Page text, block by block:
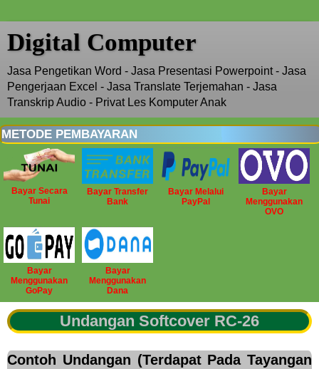
Digital Computer
Jasa Pengetikan Word - Jasa Presentasi Powerpoint - Jasa
Pengerjaan Excel - Jasa Translate Terjemahan - Jasa
Transkrip Audio - Privat Les Komputer Anak
METODE PEMBAYARAN
Bayar Secara
Tunai
Bayar Transfer
Bank
Bayar Melalui
PayPal
Bayar
Menggunakan
OVO
Bayar
Menggunakan
GoPay
Bayar
Menggunakan
Dana
Undangan Softcover RC-26
Contoh Undangan (Terdapat Pada Tayangan